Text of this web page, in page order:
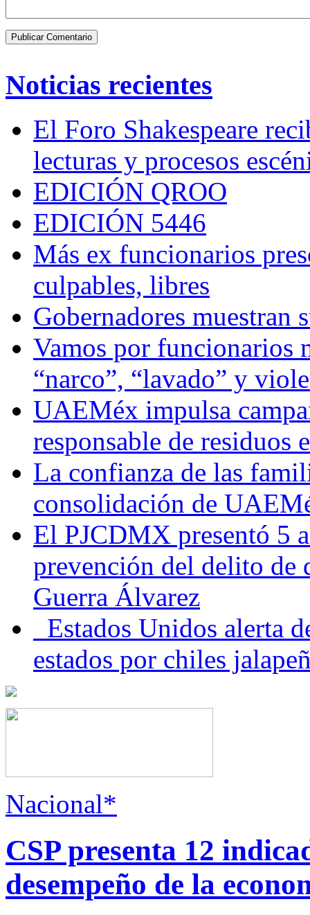
Noticias recientes
El Foro Shakespeare
lecturas y procesos
EDICIÓN QROO
EDICIÓN 5446
Más ex funcionarios
culpables, libres
Gobernadores muestran
Vamos por funcionarios
“narco”, “lavado” y
UAEMéx impulsa
responsable de residuos
La confianza de las
consolidación de
El PJCDMX presentó 5
prevención del delito de
Guerra Álvarez
Estados Unidos alerta
estados por chiles
Nacional*
CSP presenta 12
desempeño de la